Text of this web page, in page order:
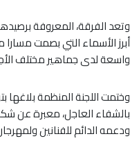
وتعد الفرقة، المعروفة
أبرز الأسماء التي بصمت
واسعة لدى جماهير مختلف
بالشفاء العاجل، معبرة عن
ودعمه الدائم للفنانين